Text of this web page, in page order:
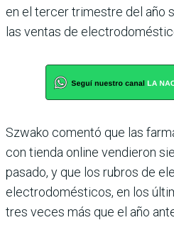
en el tercer trimestre del año
las ventas de
Szwako comentó que las
con tienda online vendieron
pasado, y que los rubros de
electrodomésticos, en los
tres veces más que el año